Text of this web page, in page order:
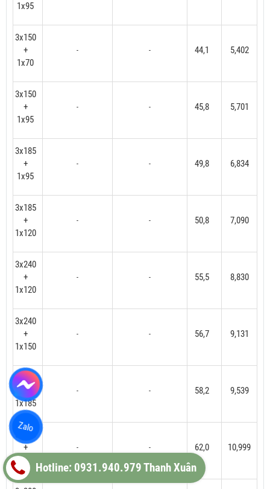
1x95
3x150
+
1x70
- - 44,1 5,402
3x150
+
1x95
- - 45,8 5,701
3x185
+
1x95
- - 49,8 6,834
3x185
+
1x120
- - 50,8 7,090
3x240
+
1x120
- - 55,5 8,830
3x240
+
1x150
- - 56,7 9,131
3x240
+
1x185
- - 58,2 9,539
3x300
+
1x150
- - 62,0 10,999
Hotline: 0931.940.979 Thanh Xuân
Zalo